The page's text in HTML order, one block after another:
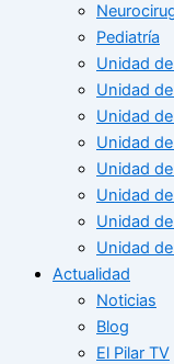
Pediatría
Unidad
Unidad
Unidad
Unidad
Unidad
Unidad
Unidad
Unidad
Actualidad
Noticias
Blog
El Pilar TV